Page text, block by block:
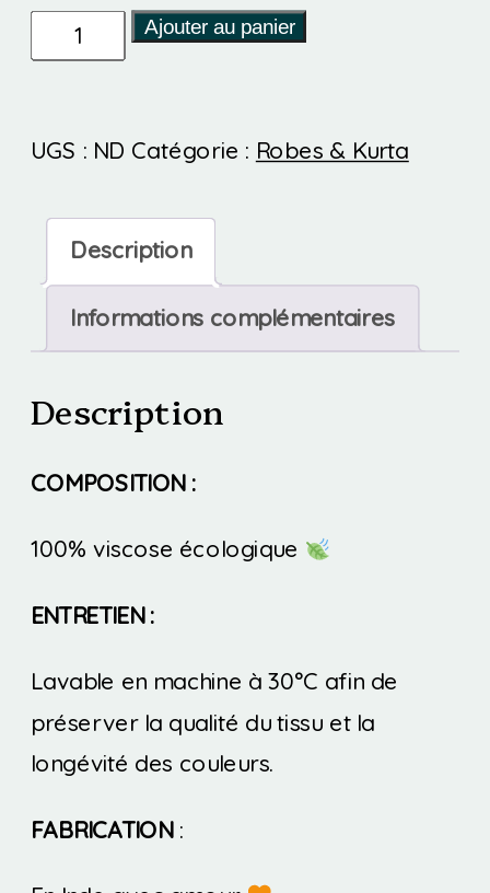
quantité
de
-
(destockage)
Ajouter au panier
UGS : ND Catégorie : Robes & Kurta
Description
Informations complémentaires
Description
COMPOSITION :
100% viscose écologique
ENTRETIEN :
Lavable en machine à 30°C afin de
préserver la qualité du tissu et la
longévité des couleurs.
FABRICATION: